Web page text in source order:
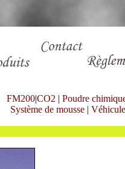
FM200|CO2 | Poudre
Système de mousse | Véhicule